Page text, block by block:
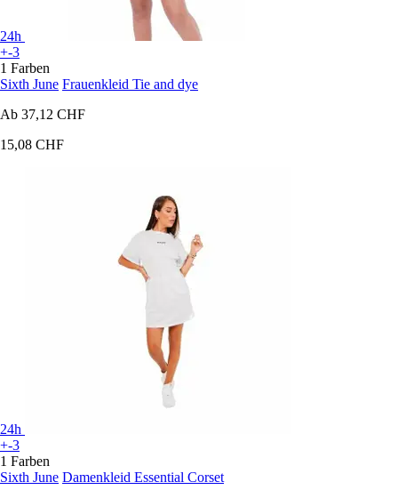
24h
+-3
1 Farben
Sixth June Frauenkleid Tie and dye
Ab 37,12 CHF
15,08 CHF
24h
+-3
1 Farben
Sixth June Damenkleid Essential Corset